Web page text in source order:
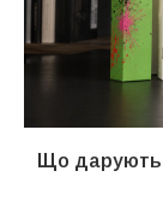
Що дарують